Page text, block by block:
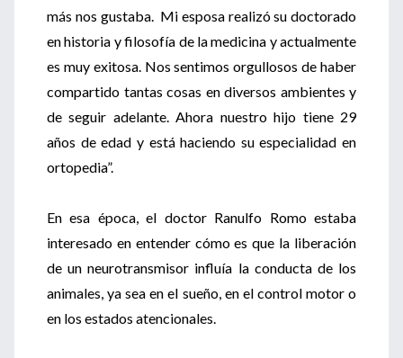
más nos gustaba. Mi esposa realizó su doctorado
en historia y filosofía de la medicina y actualmente
es muy exitosa. Nos sentimos orgullosos de haber
compartido tantas cosas en diversos ambientes y
de seguir adelante. Ahora nuestro hijo tiene 29
años de edad y está haciendo su especialidad en
ortopedia”.
En esa época, el doctor Ranulfo Romo estaba
interesado en entender cómo es que la liberación
de un neurotransmisor influía la conducta de los
animales, ya sea en el sueño, en el control motor o
en los estados atencionales.